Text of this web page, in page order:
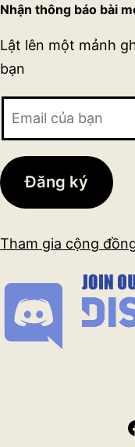
Nhận thông báo bài
Lật lên một mảnh
bạn
bạn
Đăng ký
Tham gia cộng